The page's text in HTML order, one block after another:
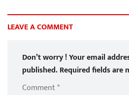
LEAVE A COMMENT
Don’t worry ! Your email
published. Required fields are
Comment *